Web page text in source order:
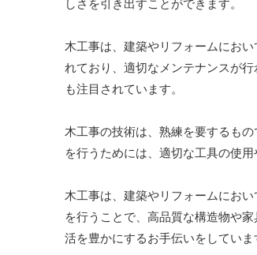
しさを引き出すことができます。
木工事は、建築やリフォームにお
れており、適切なメンテナンスが
も注目されています。
木工事の技術は、熟練を要するも
を行うためには、適切な工具の使用
木工事は、建築やリフォームにお
を行うことで、高品質な構造物や
活を豊かにするお手伝いをしていま